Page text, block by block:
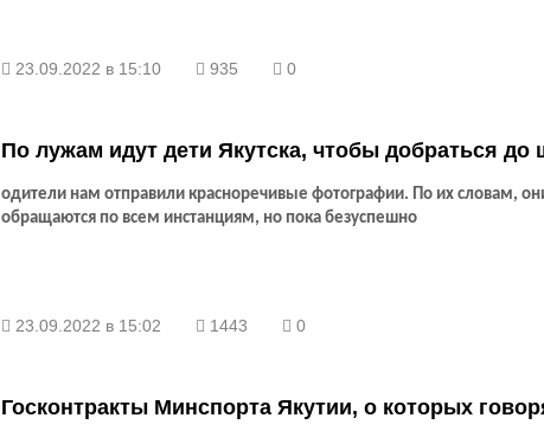
23.09.2022 в 15:10 935 0
По лужам идут дети Якутска, чтобы добраться до
одители нам отправили красноречивые фотографии. По их словам,
обращаются по всем инстанциям, но пока безуспешно
23.09.2022 в 15:02 1443 0
Госконтракты Минспорта Якутии, о которых